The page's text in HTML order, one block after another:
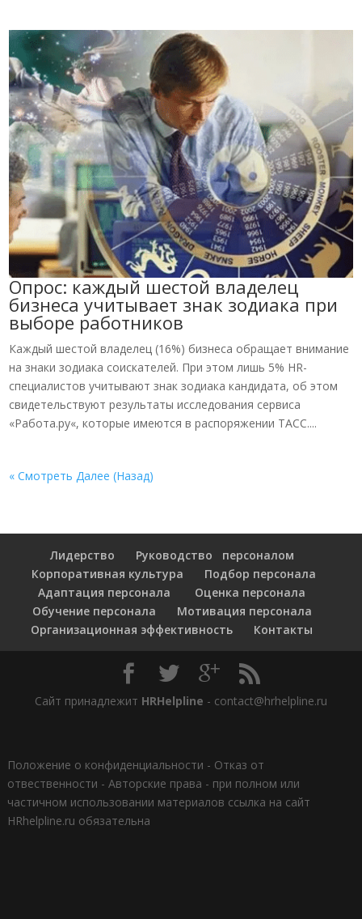
Опрос: каждый шестой владелец
бизнеса учитывает знак зодиака при
выборе работников
Каждый шестой владелец (16%) бизнеса обращает внимание
на знаки зодиака соискателей. При этом лишь 5% HR-
специалистов учитывают знак зодиака кандидата, об этом
свидетельствуют результаты исследования сервиса
«Работа.ру«, которые имеются в распоряжении ТАСС....
« Смотреть Далее (Назад)
Лидерство
Руководство персоналом
Корпоративная культура
Подбор персонала
Адаптация персонала
Оценка персонала
Обучение персонала
Мотивация персонала
Организационная эффективность
Контакты
Сайт принадлежит HRHelpline - contact@hrhelpline.ru
Положение о конфиденциальности - Отказ от
отвественности - Авторские права - при полном или
частичном использовании материалов ссылка на сайт
HRhelpline.ru обязательна